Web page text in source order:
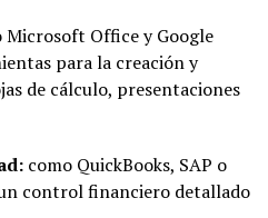
Microsoft Office y Google
para la creación y
de cálculo, presentaciones
como QuickBooks, SAP o
control financiero detallado